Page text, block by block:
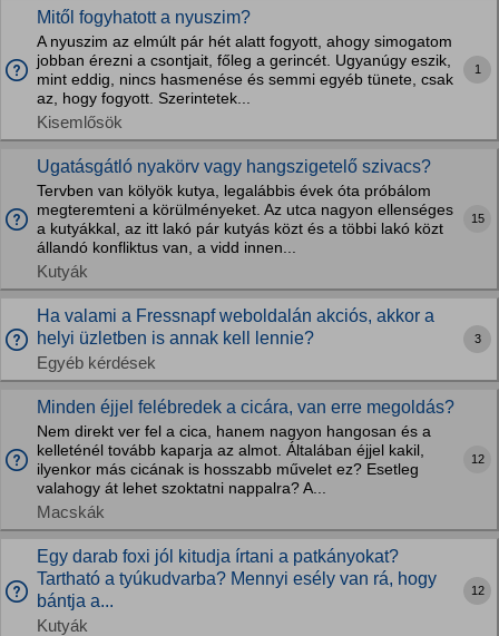
Mitől fogyhatott a nyuszim?
A nyuszim az elmúlt pár hét alatt fogyott, ahogy simogatom
jobban érezni a csontjait, főleg a gerincét. Ugyanúgy eszik,
mint eddig, nincs hasmenése és semmi egyéb tünete, csak
az, hogy fogyott. Szerintetek...
Kisemlősök
1
Ugatásgátló nyakörv vagy hangszigetelő szivacs?
Tervben van kölyök kutya, legalábbis évek óta próbálom
megteremteni a körülményeket. Az utca nagyon ellenséges
a kutyákkal, az itt lakó pár kutyás közt és a többi lakó közt
állandó konfliktus van, a vidd innen...
Kutyák
15
Ha valami a Fressnapf weboldalán akciós, akkor a
helyi üzletben is annak kell lennie?
Egyéb kérdések
3
Minden éjjel felébredek a cicára, van erre megoldás?
Nem direkt ver fel a cica, hanem nagyon hangosan és a
kelleténél tovább kaparja az almot. Általában éjjel kakil,
ilyenkor más cicának is hosszabb művelet ez? Esetleg
valahogy át lehet szoktatni nappalra? A...
Macskák
12
Egy darab foxi jól kitudja írtani a patkányokat?
Tartható a tyúkudvarba? Mennyi esély van rá, hogy
bántja a...
Kutyák
12